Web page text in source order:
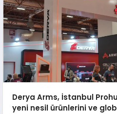
Derya Arms, İstanbul
yeni nesil ürünlerini ve